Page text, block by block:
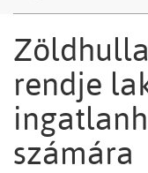
rendje
számára